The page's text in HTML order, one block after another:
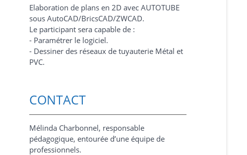
Elaboration de plans en 2D avec AUTOTUBE
sous AutoCAD/BricsCAD/ZWCAD.
Le participant sera capable de :
- Paramétrer le logiciel.
- Dessiner des réseaux de tuyauterie Métal et
PVC.
CONTACT
Mélinda Charbonnel, responsable
pédagogique, entourée d’une équipe de
professionnels.